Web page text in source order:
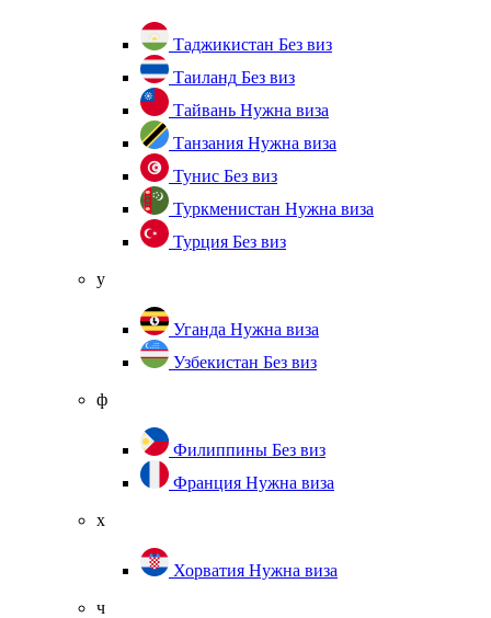
Таджикистан Без виз
Таиланд Без виз
Тайвань Нужна виза
Танзания Нужна виза
Тунис Без виз
Туркменистан Нужна виза
Турция Без виз
у
Уганда Нужна виза
Узбекистан Без виз
ф
Филиппины Без виз
Франция Нужна виза
х
Хорватия Нужна виза
ч